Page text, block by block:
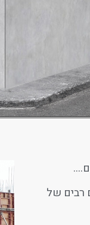
רבים של